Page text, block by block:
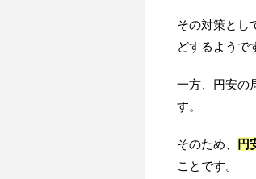
その対策とし
どするようで
一方、円安の
す。
そのため、 円
ことです。